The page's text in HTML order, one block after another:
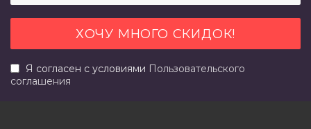
Я согласен с условиями Пользовательского
соглашения